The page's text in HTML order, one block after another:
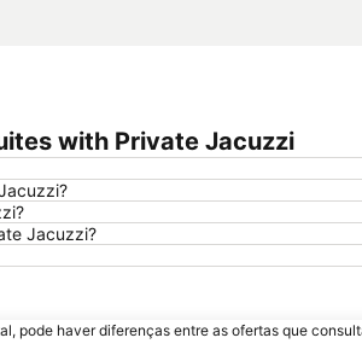
with Private Jacuzzi
Jacuzzi?
pode haver diferenças entre as ofertas que